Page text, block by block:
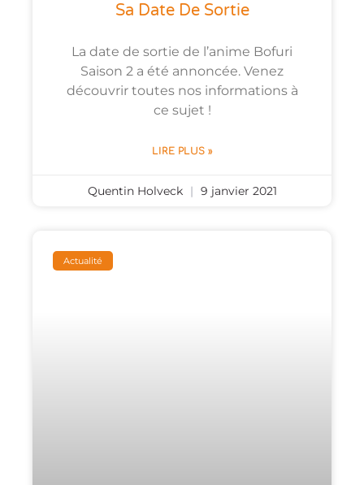
Sa Date De Sortie
La date de sortie de l’anime Bofuri
Saison 2 a été annoncée. Venez
découvrir toutes nos informations à
ce sujet !
LIRE PLUS »
Quentin Holveck 9 janvier 2021
Actualité